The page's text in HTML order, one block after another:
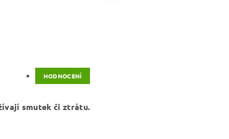
HODNOCENÍ
smutek či ztrátu.